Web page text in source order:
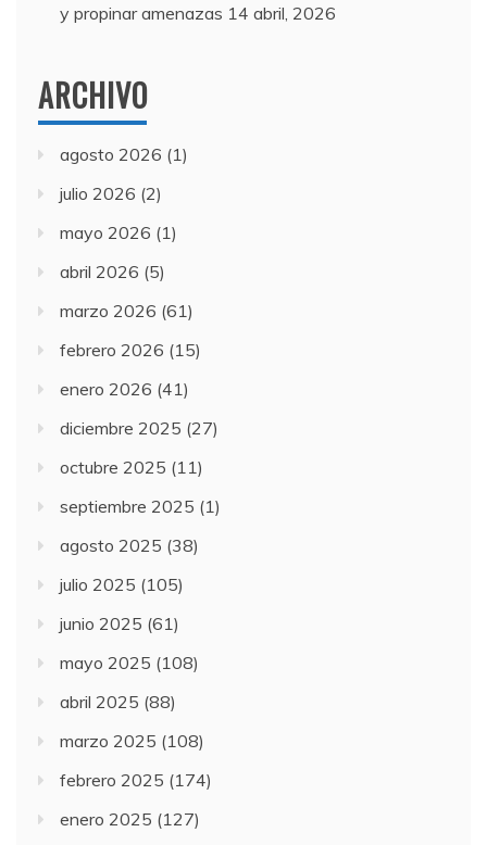
y propinar amenazas 14 abril, 2026
ARCHIVO
agosto 2026 (1)
julio 2026 (2)
mayo 2026 (1)
abril 2026 (5)
marzo 2026 (61)
febrero 2026 (15)
enero 2026 (41)
diciembre 2025 (27)
octubre 2025 (11)
septiembre 2025 (1)
agosto 2025 (38)
julio 2025 (105)
junio 2025 (61)
mayo 2025 (108)
abril 2025 (88)
marzo 2025 (108)
febrero 2025 (174)
enero 2025 (127)